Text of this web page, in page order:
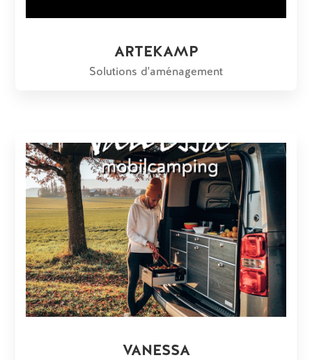
ARTEKAMP
Solutions d'aménagement
VANESSA